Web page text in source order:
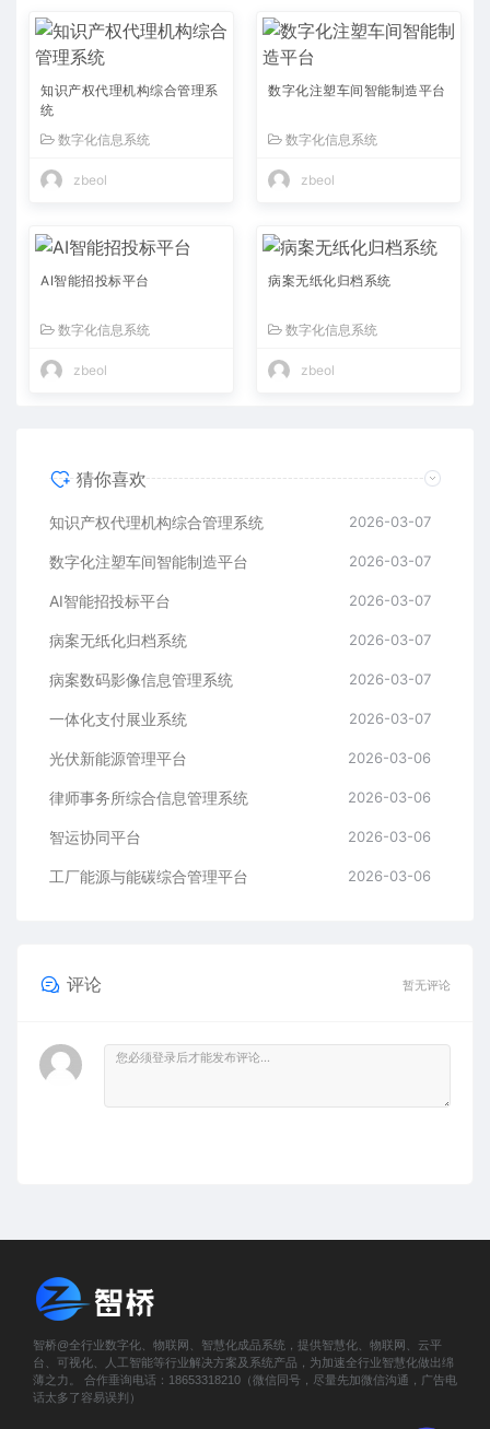
知识产权代理机构综合管理系
统
数字化信息系统
zbeol
数字化注塑车间智能制造平台
数字化信息系统
zbeol
AI智能招投标平台
数字化信息系统
zbeol
病案无纸化归档系统
数字化信息系统
zbeol
猜你喜欢
知识产权代理机构综合管理系统 2026-03-07
数字化注塑车间智能制造平台 2026-03-07
AI智能招投标平台 2026-03-07
病案无纸化归档系统 2026-03-07
病案数码影像信息管理系统 2026-03-07
一体化支付展业系统 2026-03-07
光伏新能源管理平台 2026-03-06
律师事务所综合信息管理系统 2026-03-06
智运协同平台 2026-03-06
工厂能源与能碳综合管理平台 2026-03-06
评论 暂无评论
智桥@全行业数字化、物联网、智慧化成品系统，提供智慧化、物联网、云平
台、可视化、人工智能等行业解决方案及系统产品，为加速全行业智慧化做出绵
薄之力。 合作垂询电话：18653318210（微信同号，尽量先加微信沟通，广告电
话太多了容易误判）